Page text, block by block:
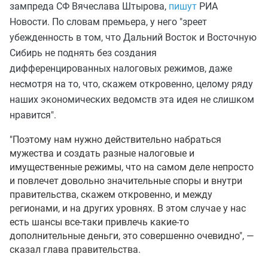
зампреда СФ Вячеслава Штырова, пишут РИА
Новости. По словам премьера, у него "зреет
убежденность в том, что Дальний Восток и Восточную
Сибирь не поднять без создания
дифференцированных налоговых режимов, даже
несмотря на то, что, скажем откровенно, целому ряду
наших экономических ведомств эта идея не слишком
нравится".
"Поэтому нам нужно действительно набраться
мужества и создать разные налоговые и
имущественные режимы, что на самом деле непросто
и повлечет довольно значительные споры и внутри
правительства, скажем откровенно, и между
регионами, и на других уровнях. В этом случае у нас
есть шансы все-таки привлечь какие-то
дополнительные деньги, это совершенно очевидно", —
сказал глава правительства.